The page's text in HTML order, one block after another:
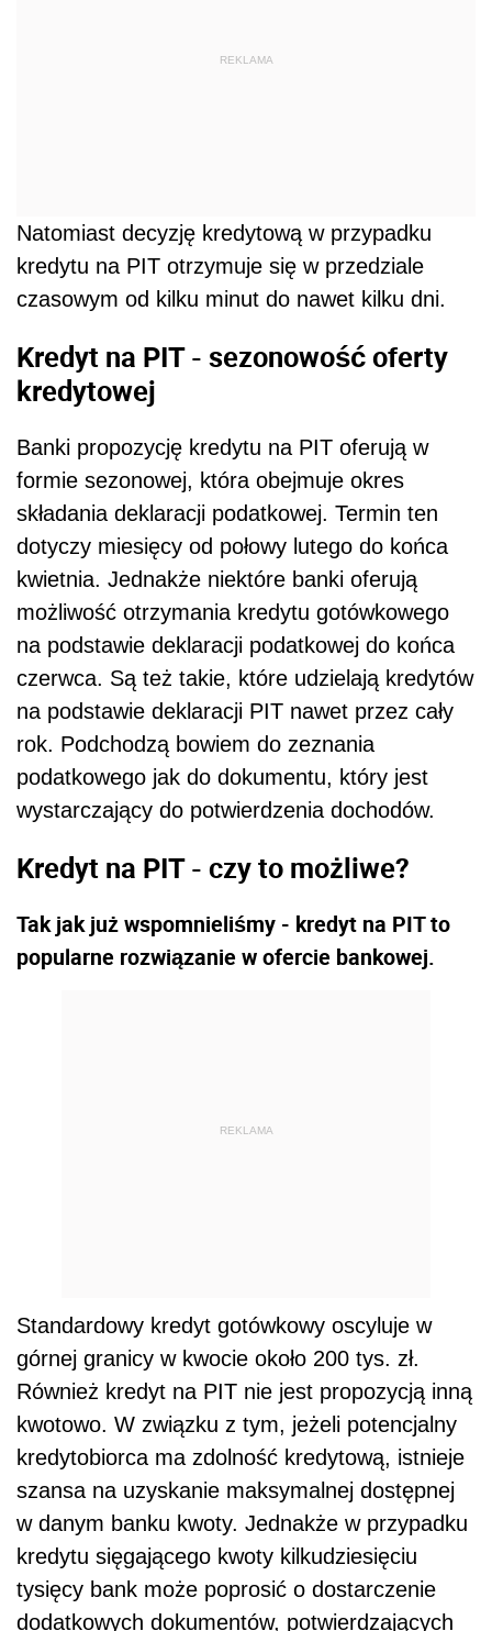
REKLAMA
Natomiast decyzję kredytową w przypadku
kredytu na PIT otrzymuje się w przedziale
czasowym od kilku minut do nawet kilku dni.
Kredyt na PIT - sezonowość oferty
kredytowej
Banki propozycję kredytu na PIT oferują w
formie sezonowej, która obejmuje okres
składania deklaracji podatkowej. Termin ten
dotyczy miesięcy od połowy lutego do końca
kwietnia. Jednakże niektóre banki oferują
możliwość otrzymania kredytu gotówkowego
na podstawie deklaracji podatkowej do końca
czerwca. Są też takie, które udzielają kredytów
na podstawie deklaracji PIT nawet przez cały
rok. Podchodzą bowiem do zeznania
podatkowego jak do dokumentu, który jest
wystarczający do potwierdzenia dochodów.
Kredyt na PIT - czy to możliwe?
Tak jak już wspomnieliśmy - kredyt na PIT to
popularne rozwiązanie w ofercie bankowej.
REKLAMA
Standardowy kredyt gotówkowy oscyluje w
górnej granicy w kwocie około 200 tys. zł.
Również kredyt na PIT nie jest propozycją inną
kwotowo. W związku z tym, jeżeli potencjalny
kredytobiorca ma zdolność kredytową, istnieje
szansa na uzyskanie maksymalnej dostępnej
w danym banku kwoty. Jednakże w przypadku
kredytu sięgającego kwoty kilkudziesięciu
tysięcy bank może poprosić o dostarczenie
dodatkowych dokumentów, potwierdzających